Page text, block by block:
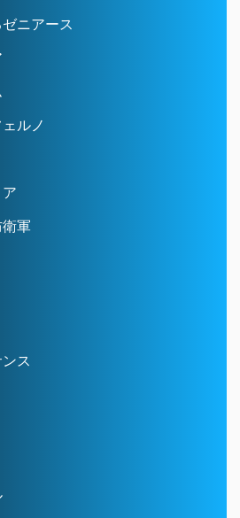
ニアース
ルノ
軍
ス